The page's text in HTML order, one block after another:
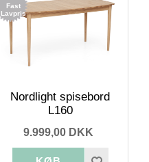
Fast
Lavpris
Nordlight spisebord
L160
9.999,00 DKK